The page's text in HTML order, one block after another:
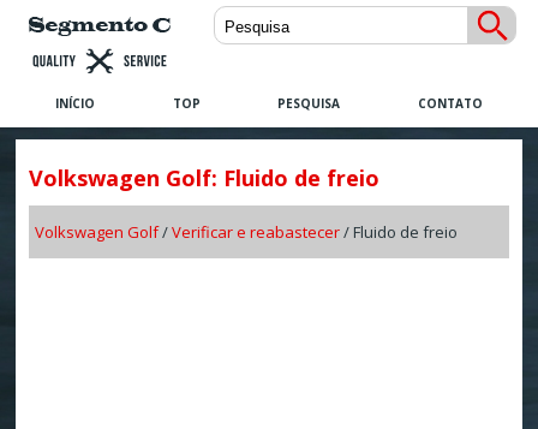
INÍCIO TOP PESQUISA CONTATO
Volkswagen Golf: Fluido de freio
Volkswagen Golf/Verificar e reabastecer/ Fluido de freio